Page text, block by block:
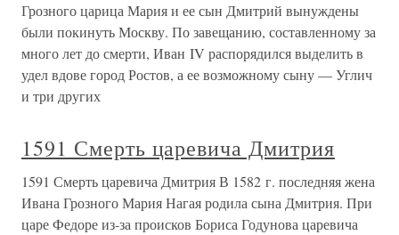
Грозного царица Мария и ее сын Дмитрий вынуждены
были покинуть Москву. По завещанию, составленному за
много лет до смерти, Иван IV распорядился выделить в
удел вдове город Ростов, а ее возможному сыну — Углич
и три других
1591 Смерть царевича Дмитрия
1591 Смерть царевича Дмитрия В 1582 г. последняя жена
Ивана Грозного Мария Нагая родила сына Дмитрия. При
царе Федоре из-за происков Бориса Годунова царевича